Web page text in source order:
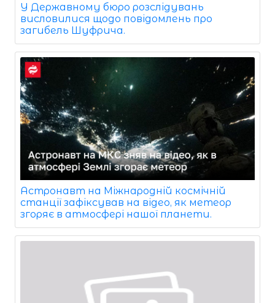
У Державному бюро розслідувань
висловилися щодо повідомлень про
загибель Шуфрича.
Астронавт на Міжнародній космічній
станції зафіксував на відео, як метеор
згоряє в атмосфері нашої планети.